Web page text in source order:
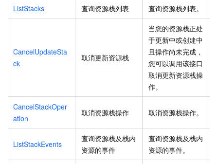
ListStacks 查询资源栈列表 查询资源栈列表。
CancelUpdateSta
ck
取消更新资源栈
当您的资源栈正处
于更新中或创建中
且操作尚未完成，
您可以调用该接口
取消更新资源栈操
作。
CancelStackOper
ation
取消资源栈操作 取消资源栈操作。
ListStackEvents
查询资源栈及栈内
资源的事件
查询资源栈及栈内
资源的事件。